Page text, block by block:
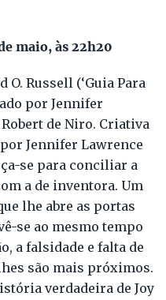
maio, às 22h20
Russell (‘Guia Para
por Jennifer
de Niro. Criativa
Jennifer Lawrence
se para conciliar a
a de inventora. Um
lhe abre as portas
se ao mesmo tempo
a falsidade e falta de
são mais próximos.
verdadeira de Joy